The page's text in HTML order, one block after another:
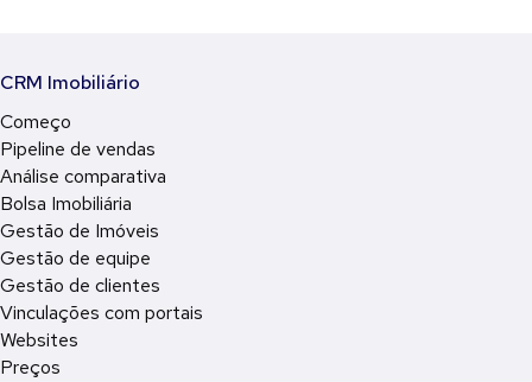
CRM Imobiliário
Começo
Pipeline de vendas
Análise comparativa
Bolsa Imobiliária
Gestão de Imóveis
Gestão de equipe
Gestão de clientes
Vinculações com portais
Websites
Preços